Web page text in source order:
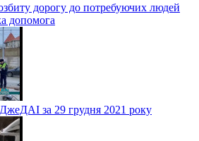
дорогу до потребуючих людей
допомога
за 29 грудня 2021 року